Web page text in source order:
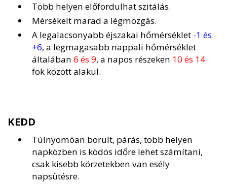
Több helyen előfordulhat szitálás.
Mérsékelt marad a légmozgás.
A legalacsonyabb éjszakai hőmérséklet -1 és
+6, a legmagasabb nappali hőmérséklet
általában 6 és 9, a napos részeken 10 és 14
fok között alakul.
KEDD
Túlnyomóan borult, párás, több helyen
napközben is ködös időre lehet számítani,
csak kisebb körzetekben van esély
napsütésre.